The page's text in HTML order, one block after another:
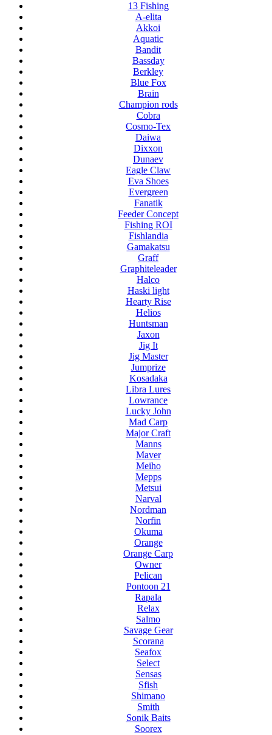
13 Fishing
A-elita
Akkoi
Aquatic
Bandit
Bassday
Berkley
Blue Fox
Brain
Champion rods
Cobra
Cosmo-Tex
Daiwa
Dixxon
Dunaev
Eagle Claw
Eva Shoes
Evergreen
Fanatik
Feeder Concept
Fishing ROI
Fishlandia
Gamakatsu
Graff
Graphiteleader
Halco
Haski light
Hearty Rise
Helios
Huntsman
Jaxon
Jig It
Jig Master
Jumprize
Kosadaka
Libra Lures
Lowrance
Lucky John
Mad Carp
Major Craft
Manns
Maver
Meiho
Mepps
Metsui
Narval
Nordman
Norfin
Okuma
Orange
Orange Carp
Owner
Pelican
Pontoon 21
Rapala
Relax
Salmo
Savage Gear
Scorana
Seafox
Select
Sensas
Sfish
Shimano
Smith
Sonik Baits
Soorex